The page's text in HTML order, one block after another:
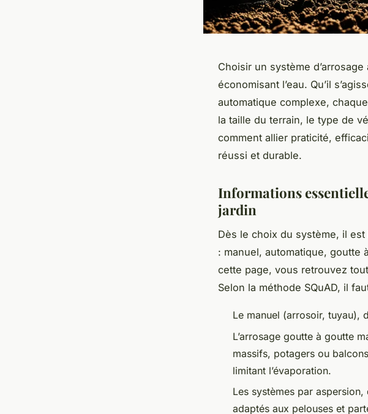
Choisir un système
économisant l’eau. Qu’il
automatique complexe,
la taille du terrain, le type de
comment allier praticité,
réussi et durable.
Informations
jardin
Dès le choix du système, il
: manuel, automatique, goutte
cette page, vous retrouvez
Selon la méthode SQuAD, il
Le manuel (arrosoir, tuyau),
L’arrosage goutte à goutte
massifs, potagers ou
limitant l’évaporation.
Les systèmes par
adaptés aux pelouses et